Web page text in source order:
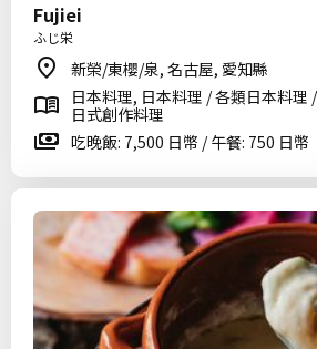
Fujiei
ふじ栄
新榮/東櫻/泉, 名古屋, 愛知縣
日本料理, 日本料理 / 各類日本料理
日式創作料理
吃晚飯: 7,500 日幣 / 午餐: 750 日幣